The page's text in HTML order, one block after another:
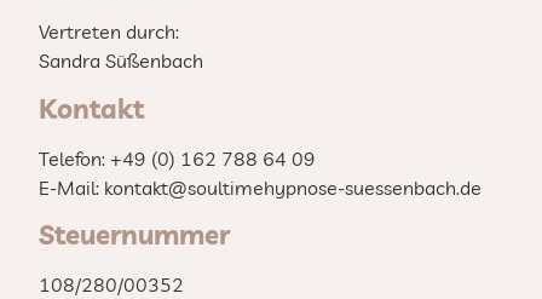
Vertreten durch:
Sandra Süßenbach
Kontakt
Telefon: +49 (0) 162 788 64 09
E-Mail: kontakt@soultimehypnose-suessenbach.de
Steuernummer
108/280/00352